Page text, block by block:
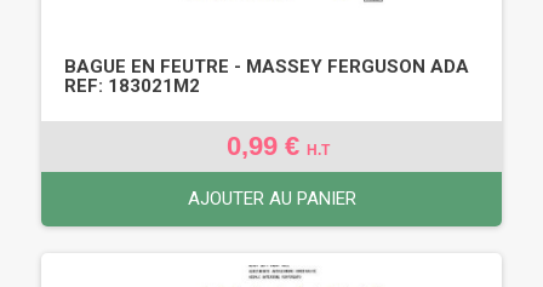
BAGUE EN FEUTRE - MASSEY FERGUSON ADA
REF: 183021M2
0,99 € H.T
AJOUTER AU PANIER